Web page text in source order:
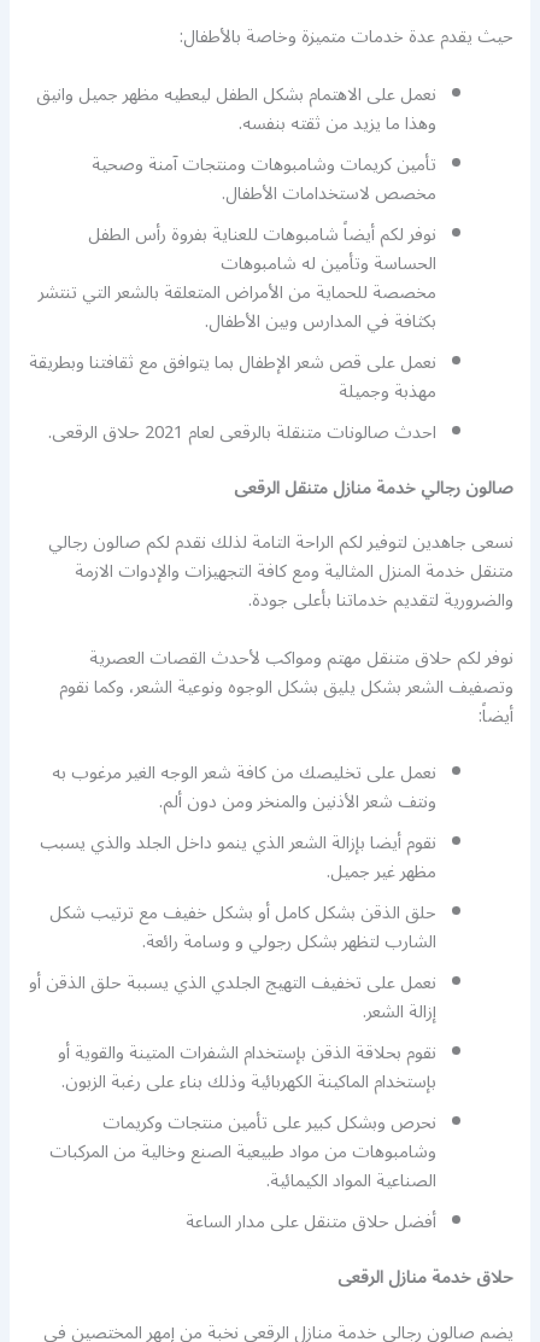
حيث يقدم عدة خدمات متميزة وخاصة بالأطفال:
نعمل على الاهتمام بشكل الطفل ليعطيه مظهر جميل وانيق
وهذا ما يزيد من ثقته بنفسه.
تأمين كريمات وشامبوهات ومنتجات آمنة وصحية
مخصص لاستخدامات الأطفال.
نوفر لكم أيضاً شامبوهات للعناية بفروة رأس الطفل
الحساسة وتأمين له شامبوهات
مخصصة للحماية من الأمراض المتعلقة بالشعر التي تنتشر
بكثافة في المدارس وبين الأطفال.
نعمل على قص شعر الإطفال بما يتوافق مع ثقافتنا وبطريقة
مهذبة وجميلة
احدث صالونات متنقلة بالرقعى لعام 2021 حلاق الرقعى.
صالون رجالي خدمة منازل متنقل الرقعى
نسعى جاهدين لتوفير لكم الراحة التامة لذلك نقدم لكم صالون رجالي
متنقل خدمة المنزل المثالية ومع كافة التجهيزات والإدوات الازمة
والضرورية لتقديم خدماتنا بأعلى جودة.
نوفر لكم حلاق متنقل مهتم ومواكب لأحدث القصات العصرية
وتصفيف الشعر بشكل يليق بشكل الوجوه ونوعية الشعر، وكما نقوم
أيضاً:
نعمل على تخليصك من كافة شعر الوجه الغير مرغوب به
ونتف شعر الأذنين والمنخر ومن دون ألم.
نقوم أيضا بإزالة الشعر الذي ينمو داخل الجلد والذي يسبب
مظهر غير جميل.
حلق الذقن بشكل كامل أو بشكل خفيف مع ترتيب شكل
الشارب لتظهر بشكل رجولي و وسامة رائعة.
نعمل على تخفيف التهيج الجلدي الذي يسببة حلق الذقن أو
إزالة الشعر.
نقوم بحلاقة الذقن بإستخدام الشفرات المتينة والقوية أو
بإستخدام الماكينة الكهربائية وذلك بناء على رغبة الزبون.
نحرص وبشكل كبير على تأمين منتجات وكريمات
وشامبوهات من مواد طبيعية الصنع وخالية من المركبات
الصناعية المواد الكيمائية.
أفضل حلاق متنقل على مدار الساعة
حلاق خدمة منازل الرقعى
يضم صالون رجالي خدمة منازل الرقعى نخبة من إمهر المختصين في